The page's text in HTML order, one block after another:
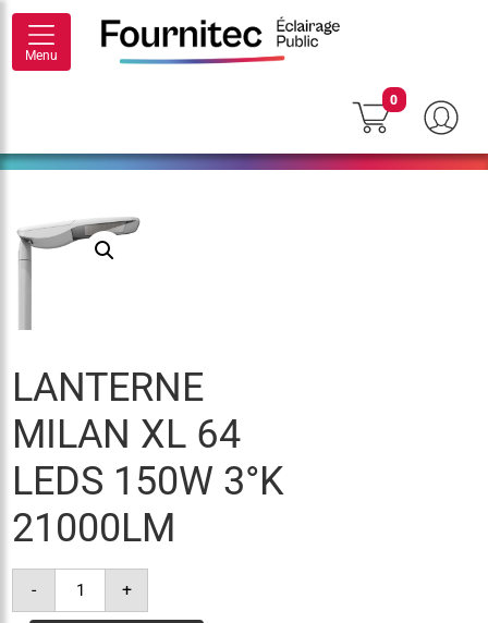
Menu
0
LANTERNE
MILAN XL 64
LEDS 150W 3°K
21000LM
-
quantité
lanterne
+